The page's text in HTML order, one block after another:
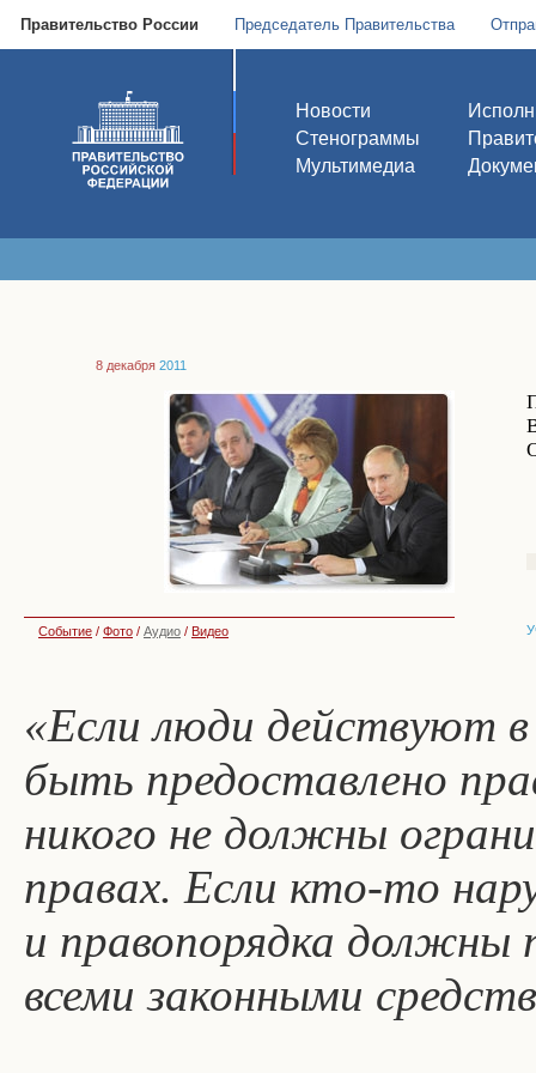
Правительство России Председатель Правительства
Новости
Стенограммы
Мультимедиа
8 декабря 2011
Событие / Фото / Аудио / Видео
«Если люди действуют
быть предоставлено
никого не должны
правах. Если кто-то
и правопорядка должны
всеми законными